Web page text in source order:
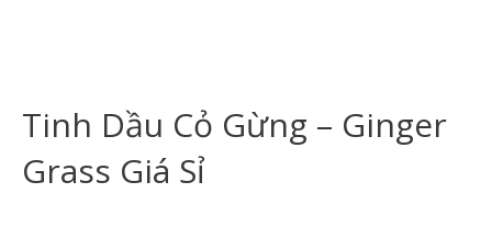
Tinh Dầu Cỏ Gừng – Ginger
Grass Giá Sỉ